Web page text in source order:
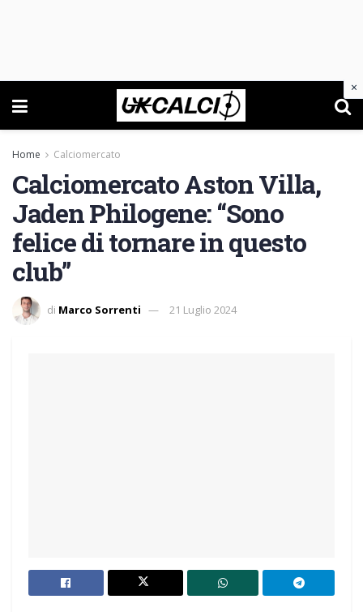
Home Calciomercato
Calciomercato Aston Villa,
Jaden Philogene: “Sono
felice di tornare in questo
club”
di Marco Sorrenti 21 Luglio 2024
×